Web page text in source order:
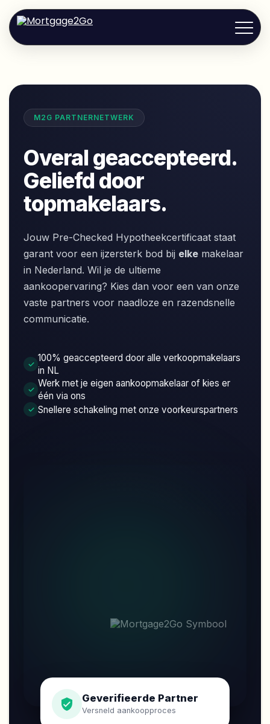
M2G PARTNERNETWERK
Overal geaccepteerd.
Geliefd door
topmakelaars.
Jouw Pre-Checked Hypotheekcertificaat staat
garant voor een ijzersterk bod bij elke makelaar
in Nederland. Wil je de ultieme
aankoopervaring? Kies dan voor een van onze
vaste partners voor naadloze en razendsnelle
communicatie.
✓
100% geaccepteerd door alle verkoopmakelaars
in NL
✓
Werk met je eigen aankoopmakelaar of kies er
één via ons
✓ Snellere schakeling met onze voorkeurspartners
Geverifieerde Partner
Versneld aankoopproces